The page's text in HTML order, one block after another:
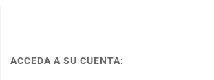
ACCEDA A SU CUENTA: